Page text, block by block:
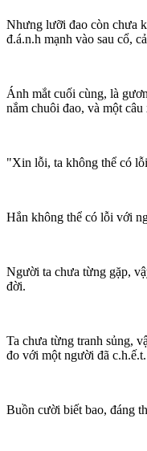
Nhưng lưỡi đao còn chưa
đ.á.n.h mạnh vào sau cổ,
Ánh mắt cuối cùng, là
nắm chuôi đao, và một
"Xin lỗi, ta không thể có
Hắn không thể có lỗi với
Người ta chưa từng gặp,
đời.
Ta chưa từng tranh sủng,
đo với một người đã c.h.ế.t.
Buồn cười biết bao, đáng